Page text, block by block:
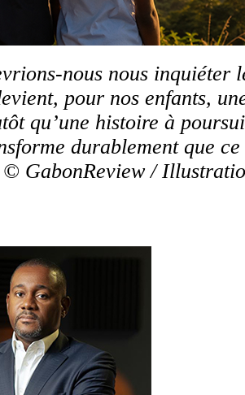
nous nous inquiéter
pour nos enfants,
qu’une histoire à
durablement que
GabonReview /